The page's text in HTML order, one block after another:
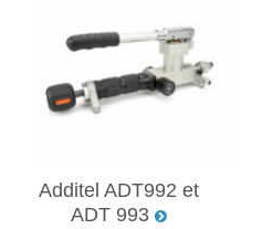
Additel ADT992 et
ADT 993